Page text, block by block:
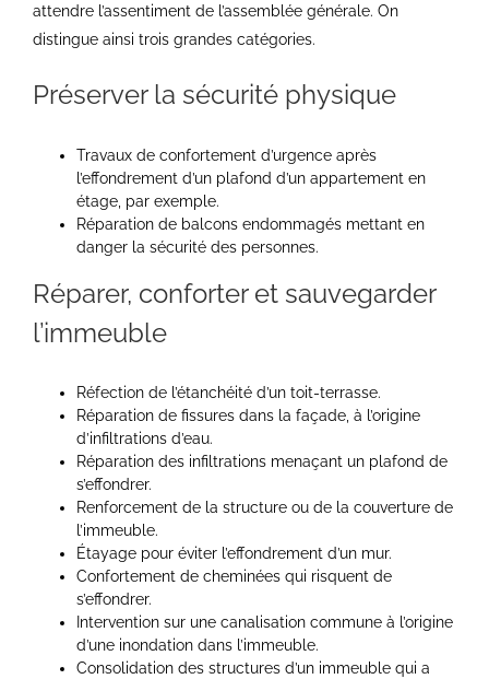
attendre l’assentiment de l’assemblée générale. On
distingue ainsi trois grandes catégories.
Préserver la sécurité physique
Travaux de confortement d’urgence après
l’effondrement d’un plafond d’un appartement en
étage, par exemple.
Réparation de balcons endommagés mettant en
danger la sécurité des personnes.
Réparer, conforter et sauvegarder
l’immeuble
Réfection de l’étanchéité d’un toit-terrasse.
Réparation de fissures dans la façade, à l’origine
d’infiltrations d’eau.
Réparation des infiltrations menaçant un plafond de
s’effondrer.
Renforcement de la structure ou de la couverture de
l’immeuble.
Étayage pour éviter l’effondrement d’un mur.
Confortement de cheminées qui risquent de
s’effondrer.
Intervention sur une canalisation commune à l’origine
d’une inondation dans l’immeuble.
Consolidation des structures d’un immeuble qui a